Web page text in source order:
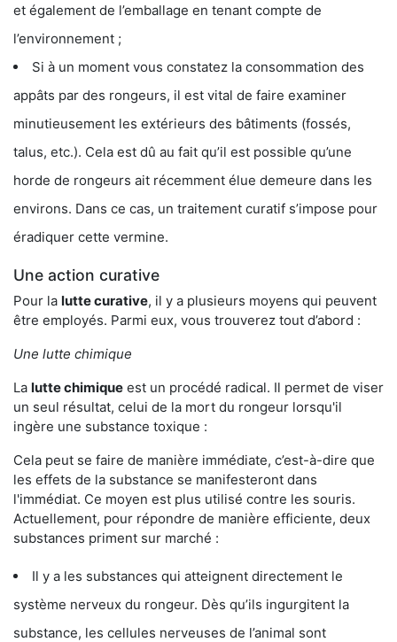
et également de l’emballage en tenant compte de
l’environnement ;
Si à un moment vous constatez la consommation des
appâts par des rongeurs, il est vital de faire examiner
minutieusement les extérieurs des bâtiments (fossés,
talus, etc.). Cela est dû au fait qu’il est possible qu’une
horde de rongeurs ait récemment élue demeure dans les
environs. Dans ce cas, un traitement curatif s’impose pour
éradiquer cette vermine.
Une action curative
Pour la lutte curative, il y a plusieurs moyens qui peuvent
être employés. Parmi eux, vous trouverez tout d’abord :
Une lutte chimique
La lutte chimique est un procédé radical. Il permet de viser
un seul résultat, celui de la mort du rongeur lorsqu'il
ingère une substance toxique :
Cela peut se faire de manière immédiate, c’est-à-dire que
les effets de la substance se manifesteront dans
l'immédiat. Ce moyen est plus utilisé contre les souris.
Actuellement, pour répondre de manière efficiente, deux
substances priment sur marché :
Il y a les substances qui atteignent directement le
système nerveux du rongeur. Dès qu’ils ingurgitent la
substance, les cellules nerveuses de l’animal sont